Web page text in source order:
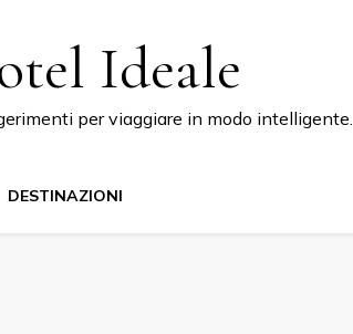
Ideale
per viaggiare in modo intelligente.
DESTINAZIONI